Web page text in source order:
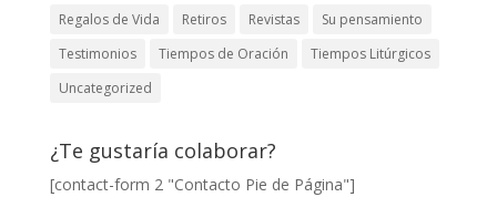
Regalos de Vida Retiros Revistas
Su pensamiento
Testimonios
Tiempos de Oración
Tiempos Litúrgicos
Uncategorized
¿Te gustaría colaborar?
[contact-form 2 "Contacto Pie de Página"]